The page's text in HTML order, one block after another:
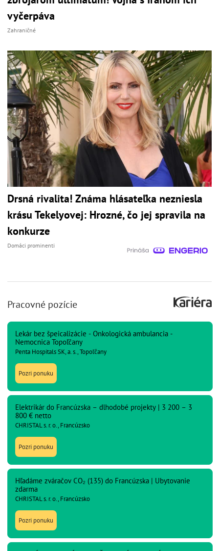
vyčerpáva
Zahraničné
Drsná rivalita! Známa hlásateľka nezniesla
krásu Tekelyovej: Hrozné, čo jej spravila na
konkurze
Domáci prominenti
Pracovné pozície
Lekár bez špeicalizácie - Onkologická ambulancia -
Nemocnica Topoľčany
Penta Hospitals SK, a. s., Topoľčany
Pozri ponuku
Elektrikár do Francúzska – dlhodobé projekty | 3 200 – 3
800 € netto
CHRISTAL s. r. o., Francúzsko
Pozri ponuku
Hľadáme zváračov CO₂ (135) do Francúzska | Ubytovanie
zdarma
CHRISTAL s. r. o., Francúzsko
Pozri ponuku